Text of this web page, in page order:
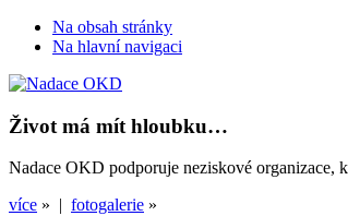
Na obsah stránky
Na hlavní navigaci
Život má mít hloubku…
Nadace OKD podporuje neziskové organizace,
více » | fotogalerie »